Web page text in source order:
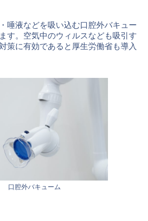
唾液などを吸い込む口腔外バキュー
す。空気中のウィルスなども吸引す
策に有効であると厚生労働省も導入
口腔外バキューム